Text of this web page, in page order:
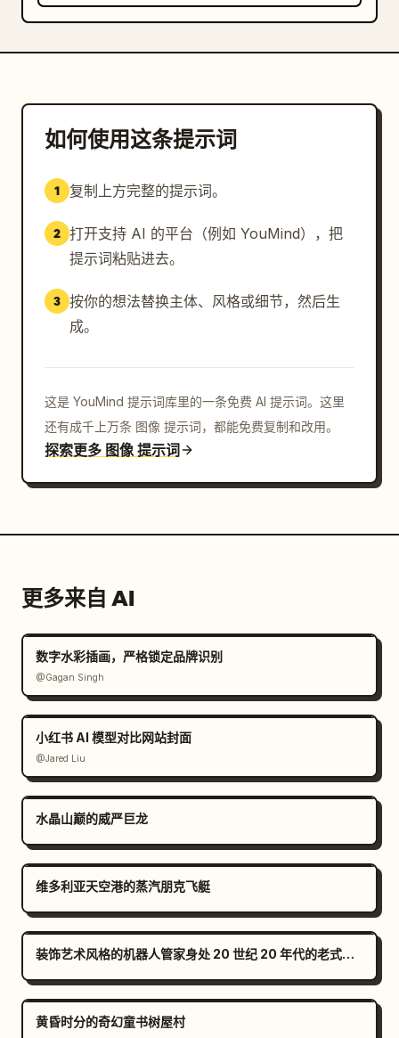
如何使用这条提示词
1 复制上方完整的提示词。
2 打开支持 AI 的平台（例如 YouMind），把
提示词粘贴进去。
3 按你的想法替换主体、风格或细节，然后生
成。
这是 YouMind 提示词库里的一条免费 AI 提示词。这里
还有成千上万条 图像 提示词，都能免费复制和改用。
探索更多 图像 提示词
更多来自 AI
数字水彩插画，严格锁定品牌识别
@Gagan Singh
小红书 AI 模型对比网站封面
@Jared Liu
水晶山巅的威严巨龙
维多利亚天空港的蒸汽朋克飞艇
装饰艺术风格的机器人管家身处 20 世纪 20 年代的老式豪宅中
黄昏时分的奇幻童书树屋村